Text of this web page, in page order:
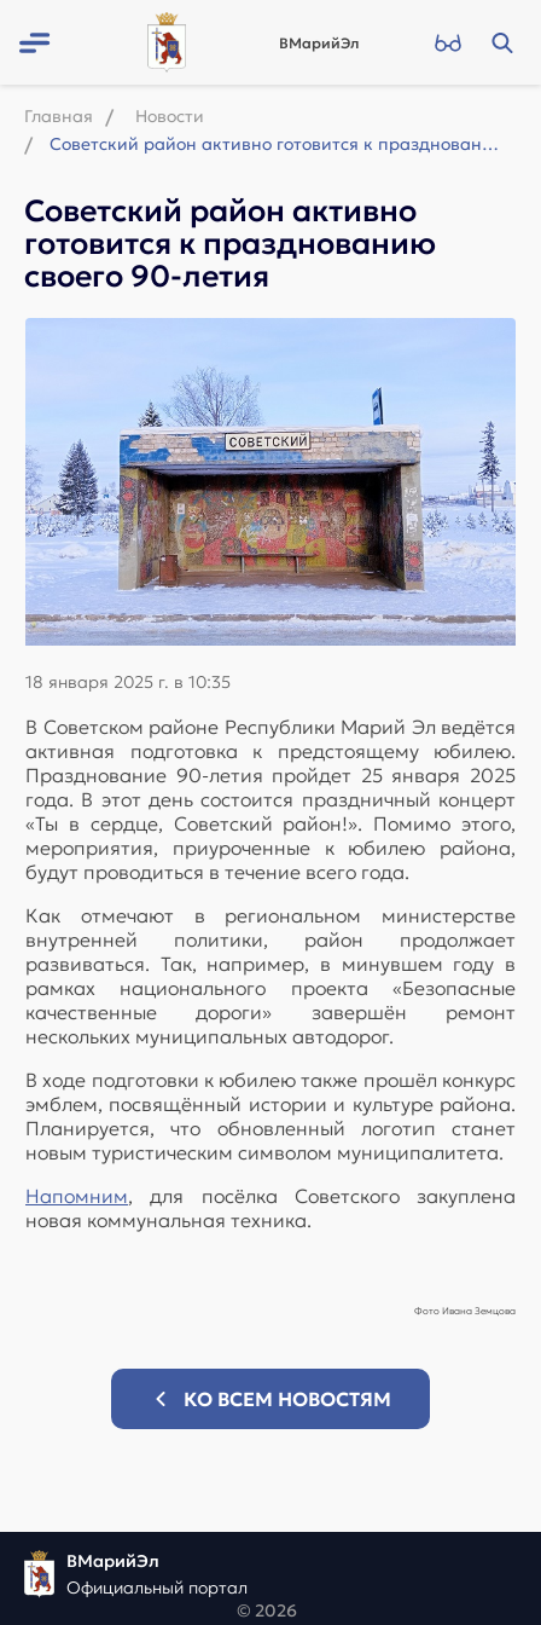
ВМарийЭл
Главная
Новости
Советский район активно готовится к празднованию своего 90-летия
Советский район активно
готовится к празднованию
своего 90-летия
18 января 2025 г. в 10:35
В Советском районе Республики Марий Эл ведётся
активная подготовка к предстоящему юбилею.
Празднование 90-летия пройдет 25 января 2025
года. В этот день состоится праздничный концерт
«Ты в сердце, Советский район!». Помимо этого,
мероприятия, приуроченные к юбилею района,
будут проводиться в течение всего года.
Как отмечают в региональном министерстве
внутренней политики, район продолжает
развиваться. Так, например, в минувшем году в
рамках национального проекта «Безопасные
качественные дороги» завершён ремонт
нескольких муниципальных автодорог.
В ходе подготовки к юбилею также прошёл конкурс
эмблем, посвящённый истории и культуре района.
Планируется, что обновленный логотип станет
новым туристическим символом муниципалитета.
Напомним, для посёлка Советского закуплена
новая коммунальная техника.
Фото Ивана Земцова
КО ВСЕМ НОВОСТЯМ
ВМарийЭл
Официальный портал
© 2026